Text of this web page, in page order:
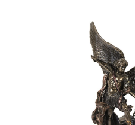
Bildergalerie überspringen